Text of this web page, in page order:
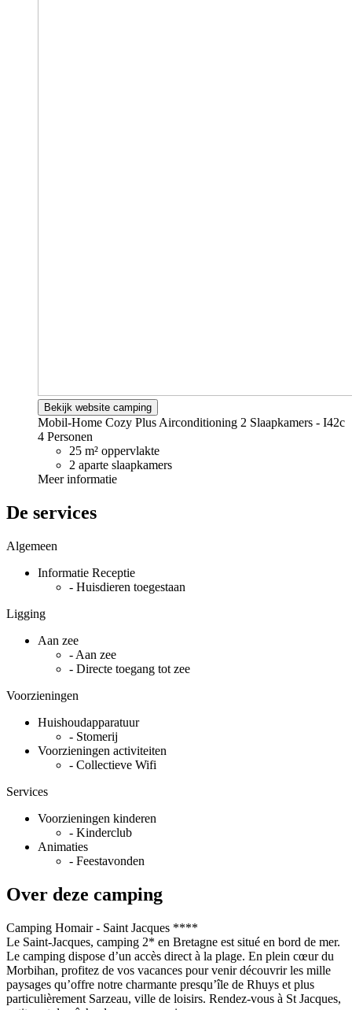
Bekijk website camping
Mobil-Home Cozy Plus Airconditioning 2 Slaapkamers - I42c
4 Personen
25 m² oppervlakte
2 aparte slaapkamers
Meer informatie
De services
Algemeen
Informatie Receptie
- Huisdieren toegestaan
Ligging
Aan zee
- Aan zee
- Directe toegang tot zee
Voorzieningen
Huishoudapparatuur
- Stomerij
Voorzieningen activiteiten
- Collectieve Wifi
Services
Voorzieningen kinderen
- Kinderclub
Animaties
- Feestavonden
Over deze camping
Camping Homair - Saint Jacques ****
Le Saint-Jacques, camping 2* en Bretagne est situé en bord de mer.
Le camping dispose d’un accès direct à la plage. En plein cœur du
Morbihan, profitez de vos vacances pour venir découvrir les mille
paysages qu’offre notre charmante presqu’île de Rhuys et plus
particulièrement Sarzeau, ville de loisirs. Rendez-vous à St Jacques,